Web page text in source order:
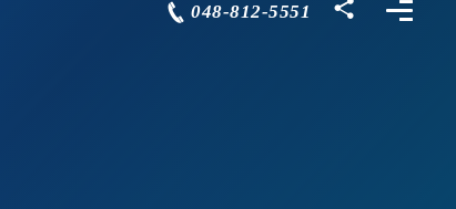
048-812-5551